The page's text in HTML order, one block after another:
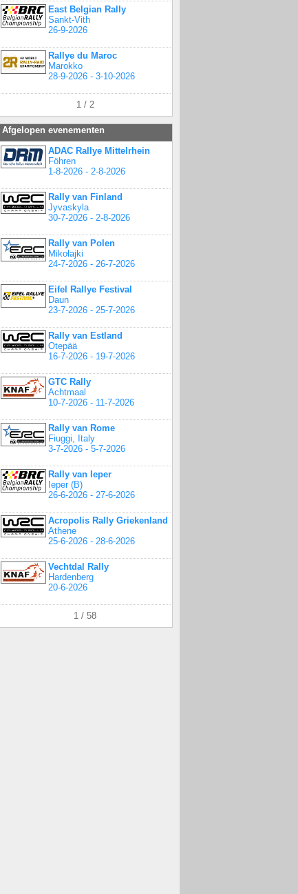
East Belgian Rally
Sankt-Vith
26-9-2026
Rallye du Maroc
Marokko
28-9-2026 - 3-10-2026
1 / 2
Afgelopen evenementen
ADAC Rallye Mittelrhein
Föhren
1-8-2026 - 2-8-2026
Rally van Finland
Jyvaskyla
30-7-2026 - 2-8-2026
Rally van Polen
Mikołajki
24-7-2026 - 26-7-2026
Eifel Rallye Festival
Daun
23-7-2026 - 25-7-2026
Rally van Estland
Otepää
16-7-2026 - 19-7-2026
GTC Rally
Achtmaal
10-7-2026 - 11-7-2026
Rally van Rome
Fiuggi, Italy
3-7-2026 - 5-7-2026
Rally van Ieper
Ieper (B)
26-6-2026 - 27-6-2026
Acropolis Rally Griekenland
Athene
25-6-2026 - 28-6-2026
Vechtdal Rally
Hardenberg
20-6-2026
1 / 58